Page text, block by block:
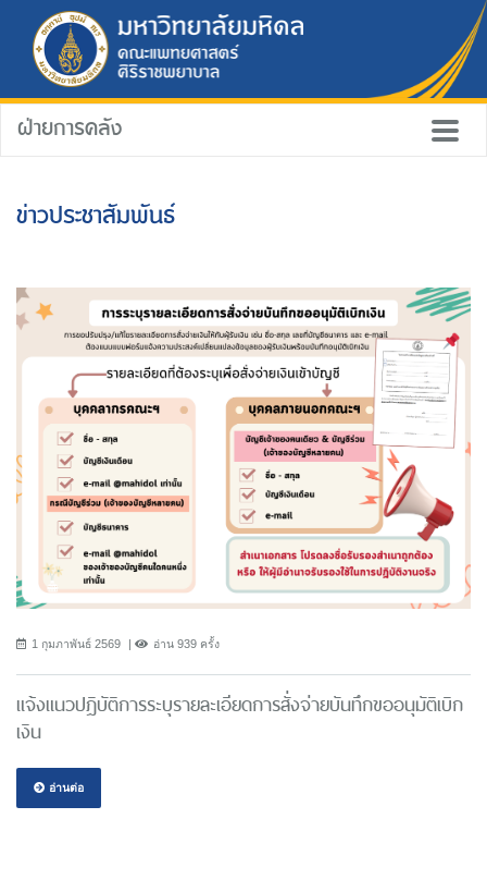
ฝ่ายการคลัง
ข่าวประชาสัมพันธ์
1 กุมภาพันธ์ 2569 อ่าน 939 ครั้ง
แจ้งแนวปฎิบัติการระบุรายละเอียดการสั่งจ่ายบันทึกขออนุมัติเบิก
เงิน
อ่านต่อ